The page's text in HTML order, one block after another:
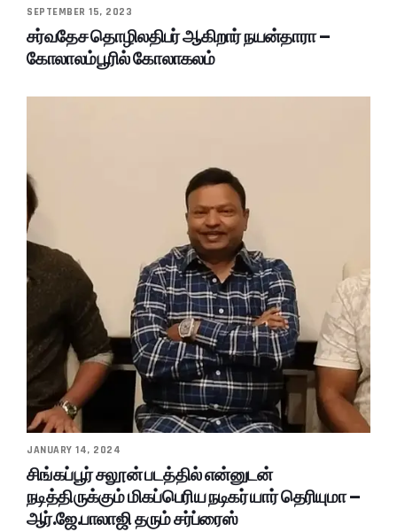
SEPTEMBER 15, 2023
சர்வதேச தொழிலதிபர் ஆகிறார் நயன்தாரா –
கோலாலம்பூரில் கோலாகலம்
JANUARY 14, 2024
சிங்கப்பூர் சலூன் படத்தில் என்னுடன்
நடித்திருக்கும் மிகப்பெரிய நடிகர் யார் தெரியுமா –
ஆர்.ஜே.பாலாஜி தரும் சர்ப்ரைஸ்